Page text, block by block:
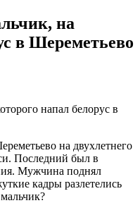
на
в Шереметьево
на двухлетнего
Последний был в
Мужчина поднял
кадры разлетелись